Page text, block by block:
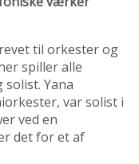
til orkester og
spiller alle
Yana
var solist i
ved en
det for et af